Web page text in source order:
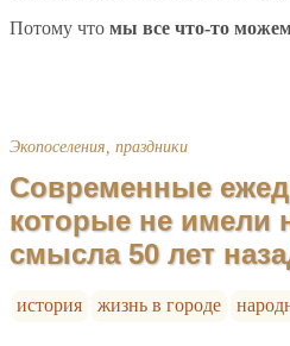
Потому что мы все что-то
Экопоселения, праздники
Современные
которые не имели
смысла 50 лет
история жизнь в городе